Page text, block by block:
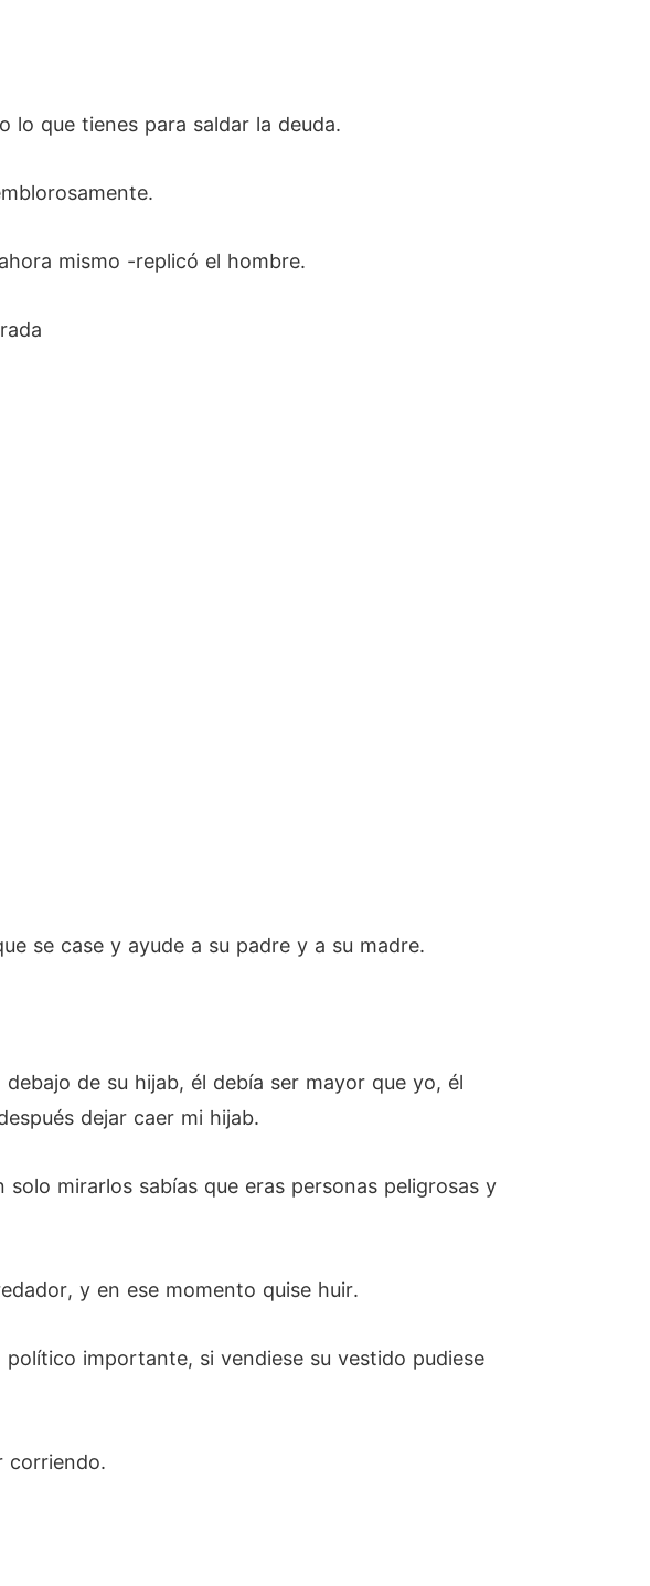
lo que tienes para saldar la deuda.
mismo -replicó el hombre.
se case y ayude a su padre y a su madre.
de su hijab, él debía ser mayor que yo, él
dejar caer mi hijab.
mirarlos sabías que eras personas peligrosas y
y en ese momento quise huir.
importante, si vendiese su vestido pudiese
corriendo.